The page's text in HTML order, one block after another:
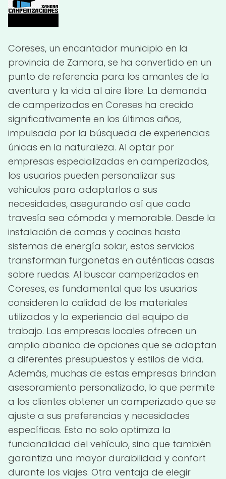
Coreses, un encantador municipio en la
provincia de Zamora, se ha convertido en un
punto de referencia para los amantes de la
aventura y la vida al aire libre. La demanda
de camperizados en Coreses ha crecido
significativamente en los últimos años,
impulsada por la búsqueda de experiencias
únicas en la naturaleza. Al optar por
empresas especializadas en camperizados,
los usuarios pueden personalizar sus
vehículos para adaptarlos a sus
necesidades, asegurando así que cada
travesía sea cómoda y memorable. Desde la
instalación de camas y cocinas hasta
sistemas de energía solar, estos servicios
transforman furgonetas en auténticas casas
sobre ruedas. Al buscar camperizados en
Coreses, es fundamental que los usuarios
consideren la calidad de los materiales
utilizados y la experiencia del equipo de
trabajo. Las empresas locales ofrecen un
amplio abanico de opciones que se adaptan
a diferentes presupuestos y estilos de vida.
Además, muchas de estas empresas brindan
asesoramiento personalizado, lo que permite
a los clientes obtener un camperizado que se
ajuste a sus preferencias y necesidades
específicas. Esto no solo optimiza la
funcionalidad del vehículo, sino que también
garantiza una mayor durabilidad y confort
durante los viajes. Otra ventaja de elegir